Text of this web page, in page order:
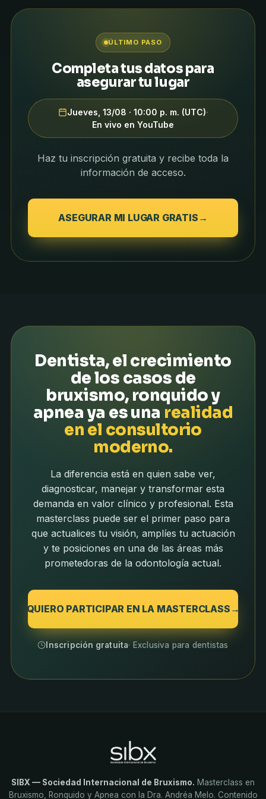
ÚLTIMO PASO
Completa tus datos para
asegurar tu lugar
Jueves, 13/08 · 10:00 p. m. (UTC)·
En vivo en YouTube
Haz tu inscripción gratuita y recibe toda la
información de acceso.
ASEGURAR MI LUGAR GRATIS →
Dentista, el crecimiento
de los casos de
bruxismo, ronquido y
apnea ya es una realidad
en el consultorio
moderno.
La diferencia está en quien sabe ver,
diagnosticar, manejar y transformar esta
demanda en valor clínico y profesional. Esta
masterclass puede ser el primer paso para
que actualices tu visión, amplíes tu actuación
y te posiciones en una de las áreas más
prometedoras de la odontología actual.
QUIERO PARTICIPAR EN LA MASTERCLASS →
Inscripción gratuita· Exclusiva para dentistas
SIBX — Sociedad Internacional de Bruxismo. Masterclass en
Bruxismo, Ronquido y Apnea con la Dra. Andréa Melo. Contenido